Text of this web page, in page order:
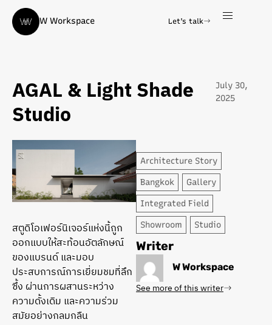
W Workspace Let's talk
AGAL & Light Shade
Studio
July 30,
2025
Architecture Story
Bangkok Gallery
Integrated Field
Showroom Studio
Writer
W Workspace
See more of this writer
สตูดิโอเฟอร์นิเจอร์แห่งนี้ถูก
ออกแบบให้สะท้อนอัตลักษณ์
ของแบรนด์ และมอบ
ประสบการณ์การเยี่ยมชมที่ลึก
ซึ้ง ผ่านการผสานระหว่าง
ความดั้งเดิม และความร่วม
สมัยอย่างกลมกลืน